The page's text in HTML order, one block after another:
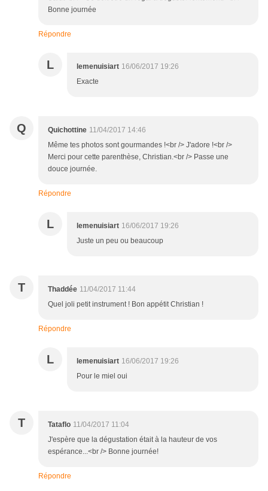
Bonne journée
Répondre
L lemenuisiart 16/06/2017 19:26
Exacte
Q Quichottine 11/04/2017 14:46
Même tes photos sont gourmandes !<br /> J'adore !<br />
Merci pour cette parenthèse, Christian.<br /> Passe une
douce journée.
Répondre
L lemenuisiart 16/06/2017 19:26
Juste un peu ou beaucoup
T Thaddée 11/04/2017 11:44
Quel joli petit instrument ! Bon appétit Christian !
Répondre
L lemenuisiart 16/06/2017 19:26
Pour le miel oui
T Tataflo 11/04/2017 11:04
J'espère que la dégustation était à la hauteur de vos
espérance...<br /> Bonne journée!
Répondre